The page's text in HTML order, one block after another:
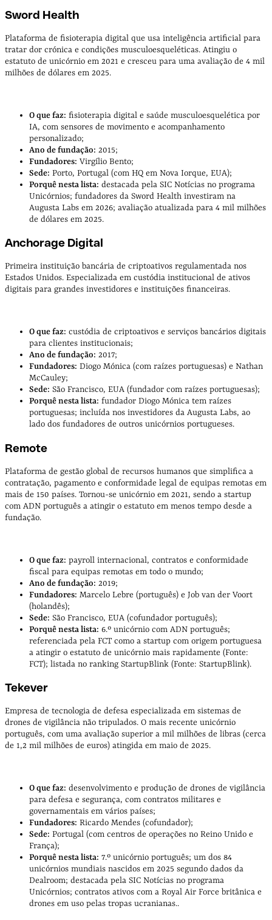
Sword Health
Plataforma de fisioterapia digital que usa inteligência artificial para
tratar dor crónica e condições musculoesqueléticas. Atingiu o
estatuto de unicórnio em 2021 e cresceu para uma avaliação de 4 mil
milhões de dólares em 2025.
O que faz: fisioterapia digital e saúde musculoesquelética por
IA, com sensores de movimento e acompanhamento
personalizado;
Ano de fundação: 2015;
Fundadores: Virgílio Bento;
Sede: Porto, Portugal (com HQ em Nova Iorque, EUA);
Porquê nesta lista: destacada pela SIC Notícias no programa
Unicórnios; fundadores da Sword Health investiram na
Augusta Labs em 2026; avaliação atualizada para 4 mil milhões
de dólares em 2025.
Anchorage Digital
Primeira instituição bancária de criptoativos regulamentada nos
Estados Unidos. Especializada em custódia institucional de ativos
digitais para grandes investidores e instituições financeiras.
O que faz: custódia de criptoativos e serviços bancários digitais
para clientes institucionais;
Ano de fundação: 2017;
Fundadores: Diogo Mónica (com raízes portuguesas) e Nathan
McCauley;
Sede: São Francisco, EUA (fundador com raízes portuguesas);
Porquê nesta lista: fundador Diogo Mónica tem raízes
portuguesas; incluída nos investidores da Augusta Labs, ao
lado dos fundadores de outros unicórnios portugueses.
Remote
Plataforma de gestão global de recursos humanos que simplifica a
contratação, pagamento e conformidade legal de equipas remotas em
mais de 150 países. Tornou-se unicórnio em 2021, sendo a startup
com ADN português a atingir o estatuto em menos tempo desde a
fundação.
O que faz: payroll internacional, contratos e conformidade
fiscal para equipas remotas em todo o mundo;
Ano de fundação: 2019;
Fundadores: Marcelo Lebre (português) e Job van der Voort
(holandês);
Sede: São Francisco, EUA (cofundador português);
Porquê nesta lista: 6.º unicórnio com ADN português;
referenciada pela FCT como a startup com origem portuguesa
a atingir o estatuto de unicórnio mais rapidamente (Fonte:
FCT); listada no ranking StartupBlink (Fonte: StartupBlink).
Tekever
Empresa de tecnologia de defesa especializada em sistemas de
drones de vigilância não tripulados. O mais recente unicórnio
português, com uma avaliação superior a mil milhões de libras (cerca
de 1,2 mil milhões de euros) atingida em maio de 2025.
O que faz: desenvolvimento e produção de drones de vigilância
para defesa e segurança, com contratos militares e
governamentais em vários países;
Fundadores: Ricardo Mendes (cofundador);
Sede: Portugal (com centros de operações no Reino Unido e
França);
Porquê nesta lista: 7.º unicórnio português; um dos 84
unicórnios mundiais nascidos em 2025 segundo dados da
Dealroom; destacada pela SIC Notícias no programa
Unicórnios; contratos ativos com a Royal Air Force britânica e
drones em uso pelas tropas ucranianas..